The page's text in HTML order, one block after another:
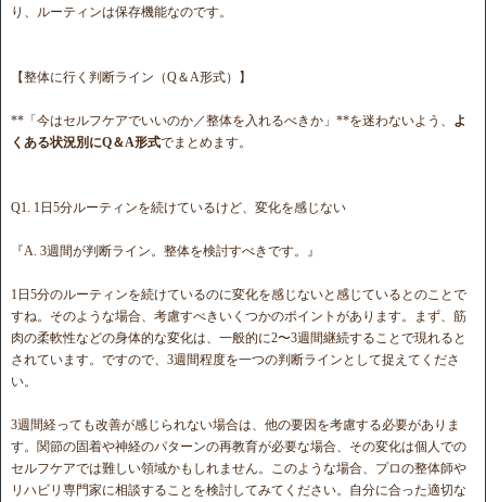
り、ルーティンは保存機能なのです。
【整体に行く判断ライン（Q＆A形式）】
**「今はセルフケアでいいのか／整体を入れるべきか」**を迷わないよう、 よ
くある状況別にQ＆A形式でまとめます。
Q1. 1日5分ルーティンを続けているけど、変化を感じない
『A. 3週間が判断ライン。整体を検討すべきです。』
1日5分のルーティンを続けているのに変化を感じないと感じているとのことで
すね。そのような場合、考慮すべきいくつかのポイントがあります。まず、筋
肉の柔軟性などの身体的な変化は、一般的に2〜3週間継続することで現れると
されています。ですので、3週間程度を一つの判断ラインとして捉えてくださ
い。
3週間経っても改善が感じられない場合は、他の要因を考慮する必要がありま
す。関節の固着や神経のパターンの再教育が必要な場合、その変化は個人での
セルフケアでは難しい領域かもしれません。このような場合、プロの整体師や
リハビリ専門家に相談することを検討してみてください。自分に合った適切な